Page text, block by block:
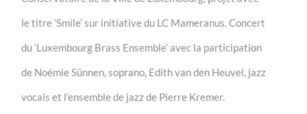
le titre ‘Smile’ sur initiative du LC Mameranus. Concert
du ‘Luxembourg Brass Ensemble’ avec la participation
de Noémie Sünnen, soprano, Edith van den Heuvel, jazz
vocals et l’ensemble de jazz de Pierre Kremer.